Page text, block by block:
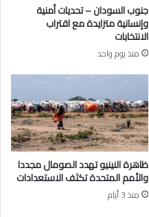
جنوب السودان – تحديات أمنية
وإنسانية متزايدة مع اقتراب
الانتخابات
منذ يوم واحد
ظاهرة النينيو تهدد الصومال مجددا
والأمم المتحدة تكثف الاستعدادات
منذ 3 أيام